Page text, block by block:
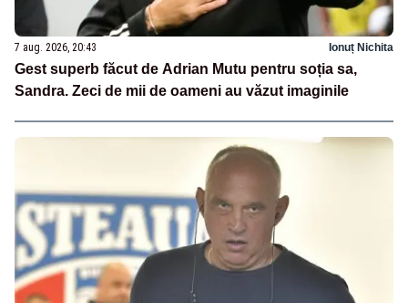
7 aug. 2026, 20:43 Ionuț Nichita
Gest superb făcut de Adrian Mutu pentru soția sa,
Sandra. Zeci de mii de oameni au văzut imaginile